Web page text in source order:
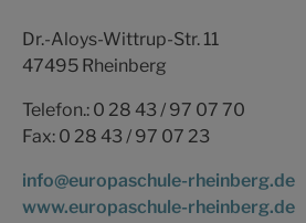
Dr.-Aloys-Wittrup-Str. 11
47495 Rheinberg
Telefon.: 0 28 43 / 97 07 70
Fax: 0 28 43 / 97 07 23
info@europaschule-rheinberg.de
www.europaschule-rheinberg.de